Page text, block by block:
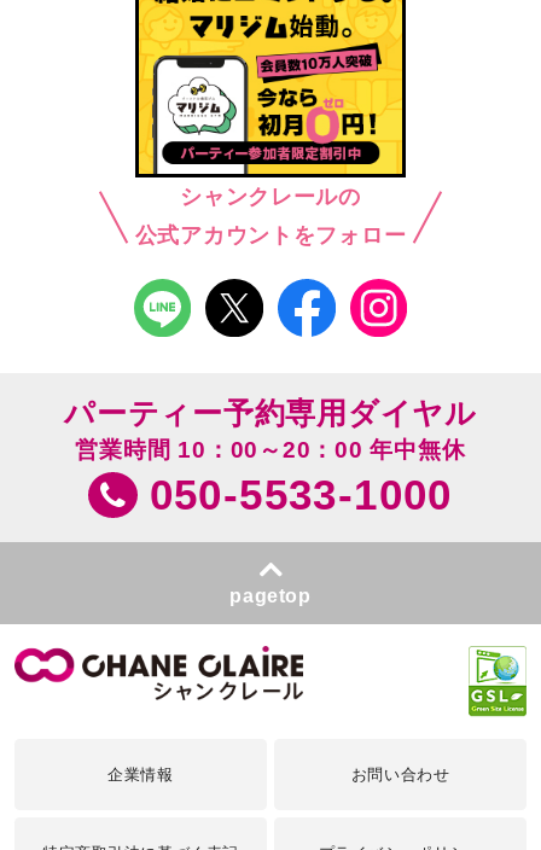
シャンクレールの
公式アカウントをフォロー
パーティー予約専用ダイヤル
営業時間 10：00～20：00 年中無休
050-5533-1000
pagetop
企業情報 お問い合わせ